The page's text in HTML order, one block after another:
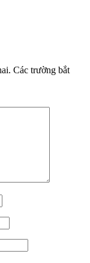
Các trường bắt